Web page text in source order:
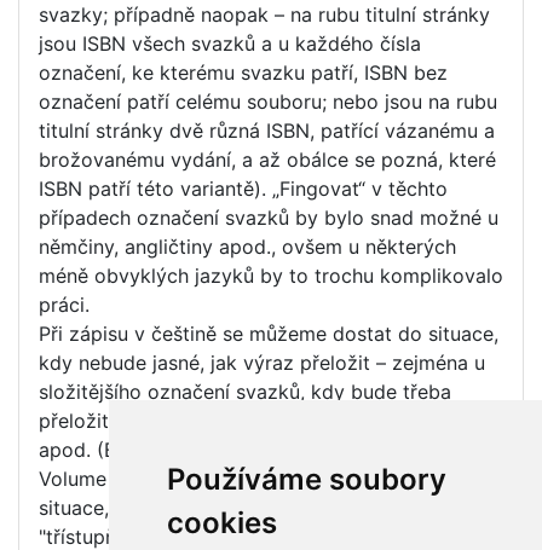
Používáme soubory
cookies
svazky; případně naopak – na rubu titulní stránky
jsou ISBN všech svazků a u každého čísla
označení, ke kterému svazku patří, ISBN bez
označení patří celému souboru; nebo jsou na rubu
titulní stránky dvě různá ISBN, patřící vázanému a
brožovanému vydání, a až obálce se pozná, které
ISBN patří této variantě). „Fingovat“ v těchto
případech označení svazků by bylo snad možné u
němčiny, angličtiny apod., ovšem u některých
méně obvyklých jazyků by to trochu komplikovalo
práci.
Při zápisu v češtině se můžeme dostat do situace,
kdy nebude jasné, jak výraz přeložit – zejména u
složitějšího označení svazků, kdy bude třeba
přeložit různě označované díly svazků, části dílů...
apod. (Band 1, Halbband 2; Bildband/Textband;
Volume 3, Part 1; Teil 5, Pars 7; může nastat
situace, kdy rozčlenění svazků bude i
"třístupňové").